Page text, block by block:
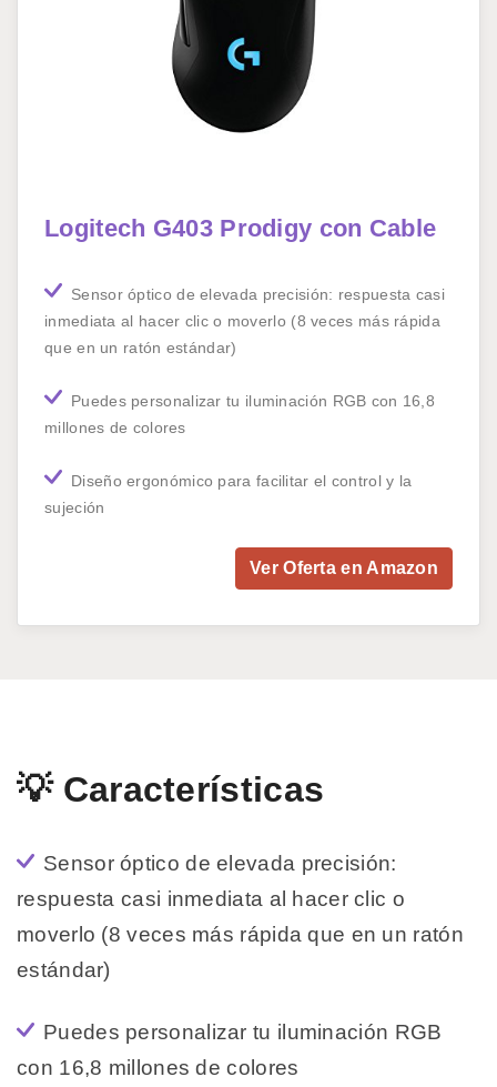
Logitech G403 Prodigy con Cable
Sensor óptico de elevada precisión: respuesta casi
inmediata al hacer clic o moverlo (8 veces más rápida
que en un ratón estándar)
Puedes personalizar tu iluminación RGB con 16,8
millones de colores
Diseño ergonómico para facilitar el control y la
sujeción
Ver Oferta en Amazon
💡 Características
Sensor óptico de elevada precisión:
respuesta casi inmediata al hacer clic o
moverlo (8 veces más rápida que en un ratón
estándar)
Puedes personalizar tu iluminación RGB
con 16,8 millones de colores